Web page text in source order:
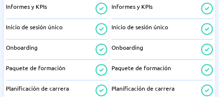
Informes y KPIs
Inicio de sesión único
Onboarding
Paquete de formación
Planificación de carrera
Informes y KPIs
Inicio de sesión único
Onboarding
Paquete de formación
Planificación de carrera